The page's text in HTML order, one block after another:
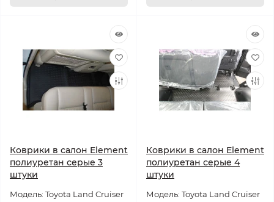
Коврики в салон Element
полиуретан серые 3
штуки
Модель: Toyota Land Cruiser
Коврики в салон Element
полиуретан серые 4
штуки
Модель: Toyota Land Cruiser